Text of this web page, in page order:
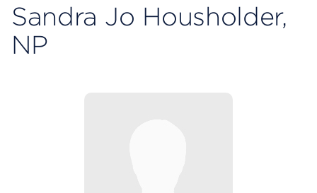
Sandra Jo Housholder,
NP